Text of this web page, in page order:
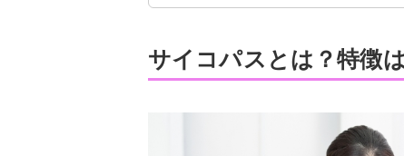
サイコパスとは？特徴